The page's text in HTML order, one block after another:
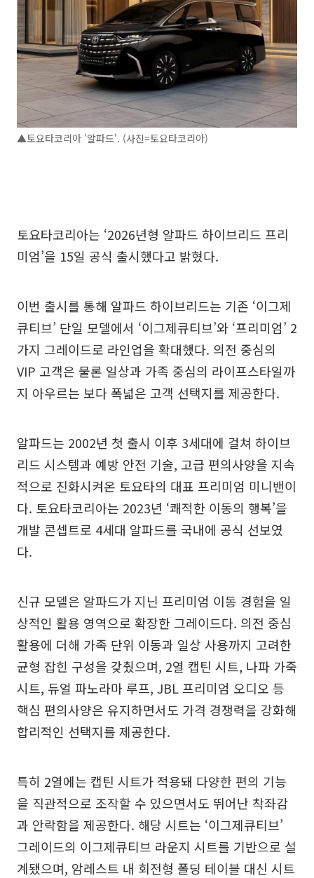
▲토요타코리아 '알파드'. (사진=토요타코리아)
토요타코리아는 ‘2026년형 알파드 하이브리드 프리
미엄’을 15일 공식 출시했다고 밝혔다.
이번 출시를 통해 알파드 하이브리드는 기존 ‘이그제
큐티브’ 단일 모델에서 ‘이그제큐티브’와 ‘프리미엄’ 2
가지 그레이드로 라인업을 확대했다. 의전 중심의
VIP 고객은 물론 일상과 가족 중심의 라이프스타일까
지 아우르는 보다 폭넓은 고객 선택지를 제공한다.
알파드는 2002년 첫 출시 이후 3세대에 걸쳐 하이브
리드 시스템과 예방 안전 기술, 고급 편의사양을 지속
적으로 진화시켜온 토요타의 대표 프리미엄 미니밴이
다. 토요타코리아는 2023년 ‘쾌적한 이동의 행복’을
개발 콘셉트로 4세대 알파드를 국내에 공식 선보였
다.
신규 모델은 알파드가 지닌 프리미엄 이동 경험을 일
상적인 활용 영역으로 확장한 그레이드다. 의전 중심
활용에 더해 가족 단위 이동과 일상 사용까지 고려한
균형 잡힌 구성을 갖췄으며, 2열 캡틴 시트, 나파 가죽
시트, 듀얼 파노라마 루프, JBL 프리미엄 오디오 등
핵심 편의사양은 유지하면서도 가격 경쟁력을 강화해
합리적인 선택지를 제공한다.
특히 2열에는 캡틴 시트가 적용돼 다양한 편의 기능
을 직관적으로 조작할 수 있으면서도 뛰어난 착좌감
과 안락함을 제공한다. 해당 시트는 ‘이그제큐티브’
그레이드의 이그제큐티브 라운지 시트를 기반으로 설
계됐으며, 암레스트 내 회전형 폴딩 테이블 대신 시트